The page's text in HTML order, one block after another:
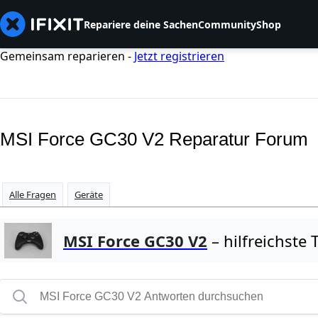
Repariere deine SachenCommunityShop
Gemeinsam reparieren - Jetzt registrieren
MSI Force GC30 V2 Reparatur Forum
Alle Fragen Geräte
MSI Force GC30 V2 – hilfreichste